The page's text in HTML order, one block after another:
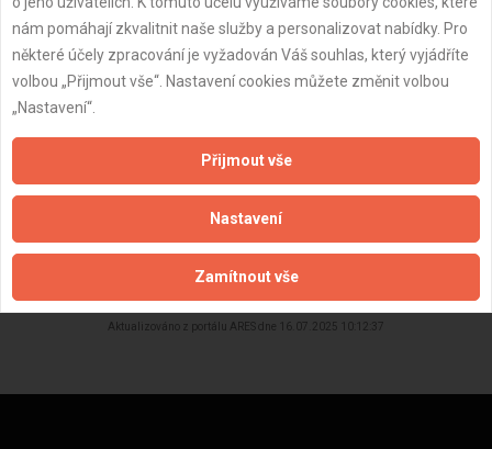
Aktualizováno z portálu ARES dne 16.07.2025 10:12:37
nám pomáhají zkvalitnit naše služby a personalizovat nabídky. Pro
některé účely zpracování je vyžadován Váš souhlas, který vyjádříte
volbou „Přijmout vše“. Nastavení cookies můžete změnit volbou
„Nastavení“.
Přijmout vše
Nastavení
Zamítnout vše